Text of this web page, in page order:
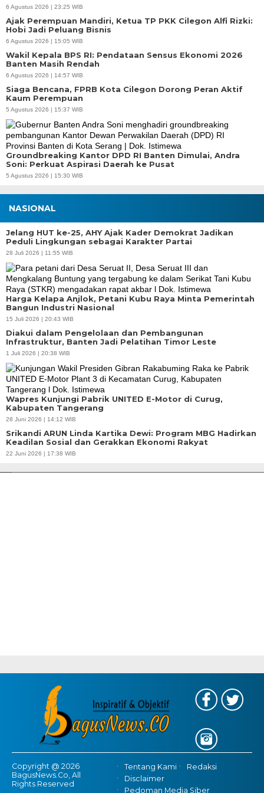
6 Agustus 2026 | 23:25 WIB
Ajak Perempuan Mandiri, Ketua TP PKK Cilegon Alfi Rizki:
Hobi Jadi Peluang Bisnis
6 Agustus 2026 | 15:05 WIB
Wakil Kepala BPS RI: Pendataan Sensus Ekonomi 2026
Banten Masih Rendah
6 Agustus 2026 | 14:57 WIB
Siaga Bencana, FPRB Kota Cilegon Dorong Peran Aktif
Kaum Perempuan
5 Agustus 2026 | 15:37 WIB
Groundbreaking Kantor DPD RI Banten Dimulai, Andra
Soni: Perkuat Aspirasi Daerah ke Pusat
5 Agustus 2026 | 15:30 WIB
NASIONAL
Jelang HUT ke-25, AHY Ajak Kader Demokrat Jadikan
Peduli Lingkungan sebagai Karakter Partai
28 Juli 2026 | 11:55 WIB
Harga Kelapa Anjlok, Petani Kubu Raya Minta Pemerintah
Bangun Industri Nasional
15 Juli 2026 | 20:43 WIB
Diakui dalam Pengelolaan dan Pembangunan
Infrastruktur, Banten Jadi Pelatihan Timor Leste
1 Juli 2026 | 20:38 WIB
Wapres Kunjungi Pabrik UNITED E-Motor di Curug,
Kabupaten Tangerang
28 Juni 2026 | 14:12 WIB
Srikandi ARUN Linda Kartika Dewi: Program MBG Hadirkan
Keadilan Sosial dan Gerakkan Ekonomi Rakyat
22 Juni 2026 | 17:38 WIB
APBD Tahun 2025 Anggarkan Rp200 Miliar | Program Makan Bergizi
Copyright @ 2026
BagusNews.Co, All
Rights Reserved
Tentang Kami
Redaksi
Disclaimer
Pedoman Media Siber